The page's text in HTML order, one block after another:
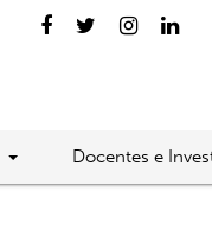
Docentes e